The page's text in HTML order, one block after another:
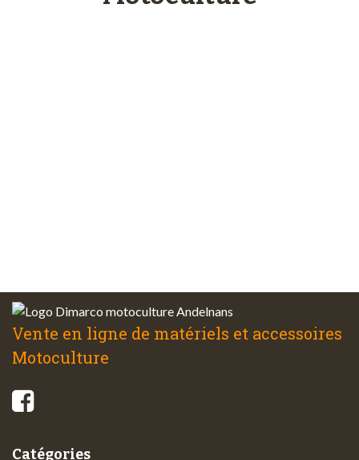
Vente en ligne de matériels et accessoires
Motoculture
Catégories